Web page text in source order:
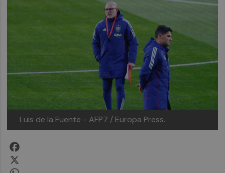
Luis de la Fuente - AFP7 / Europa Press.